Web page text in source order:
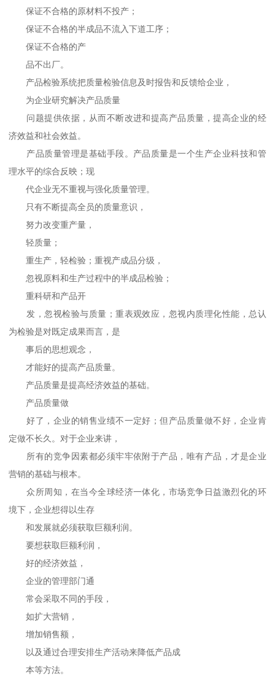
保证不合格的原材料不投产；
保证不合格的半成品不流入下道工序；
保证不合格的产
品不出厂。
产品检验系统把质量检验信息及时报告和反馈给企业，
为企业研究解决产品质量
问题提供依据，从而不断改进和提高产品质量，提高企业的经
济效益和社会效益。
产品质量管理是基础手段。产品质量是一个生产企业科技和管
理水平的综合反映；现
代企业无不重视与强化质量管理。
只有不断提高全员的质量意识，
努力改变重产量，
轻质量；
重生产，轻检验；重视产成品分级，
忽视原料和生产过程中的半成品检验；
重科研和产品开
发，忽视检验与质量；重表观效应，忽视内质理化性能，总认
为检验是对既定成果而言，是
事后的思想观念，
才能好的提高产品质量。
产品质量是提高经济效益的基础。
产品质量做
好了，企业的销售业绩不一定好；但产品质量做不好，企业肯
定做不长久。对于企业来讲，
所有的竞争因素都必须牢牢依附于产品，唯有产品，才是企业
营销的基础与根本。
众所周知，在当今全球经济一体化，市场竞争日益激烈化的环
境下，企业想得以生存
和发展就必须获取巨额利润。
要想获取巨额利润，
好的经济效益，
企业的管理部门通
常会采取不同的手段，
如扩大营销，
增加销售额，
以及通过合理安排生产活动来降低产品成
本等方法。